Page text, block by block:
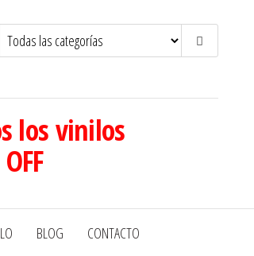
los vinilos
BLOG CONTACTO